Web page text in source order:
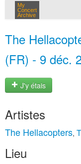
My
Concert
Archive
The
(FR) - 9 déc.
J'y étais
Artistes
The Hellacopters,
Lieu